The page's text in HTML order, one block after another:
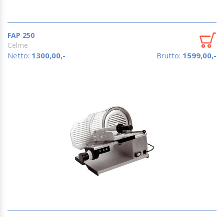
FAP 250
Celme
Netto: 1300,00,- Brutto: 1599,00,-